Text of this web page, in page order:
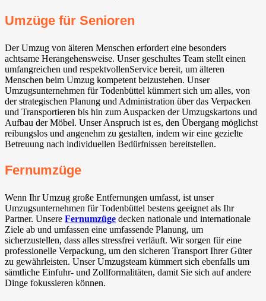
Umzüge für Senioren
Der Umzug von älteren Menschen erfordert eine besonders
achtsame Herangehensweise. Unser geschultes Team stellt einen
umfangreichen und respektvollenService bereit, um älteren
Menschen beim Umzug kompetent beizustehen. Unser
Umzugsunternehmen für Todenbüttel kümmert sich um alles, von
der strategischen Planung und Administration über das Verpacken
und Transportieren bis hin zum Auspacken der Umzugskartons und
Aufbau der Möbel. Unser Anspruch ist es, den Übergang möglichst
reibungslos und angenehm zu gestalten, indem wir eine gezielte
Betreuung nach individuellen Bedürfnissen bereitstellen.
Fernumzüge
Wenn Ihr Umzug große Entfernungen umfasst, ist unser
Umzugsunternehmen für Todenbüttel bestens geeignet als Ihr
Partner. Unsere Fernumzüge decken nationale und internationale
Ziele ab und umfassen eine umfassende Planung, um
sicherzustellen, dass alles stressfrei verläuft. Wir sorgen für eine
professionelle Verpackung, um den sicheren Transport Ihrer Güter
zu gewährleisten. Unser Umzugsteam kümmert sich ebenfalls um
sämtliche Einfuhr- und Zollformalitäten, damit Sie sich auf andere
Dinge fokussieren können.